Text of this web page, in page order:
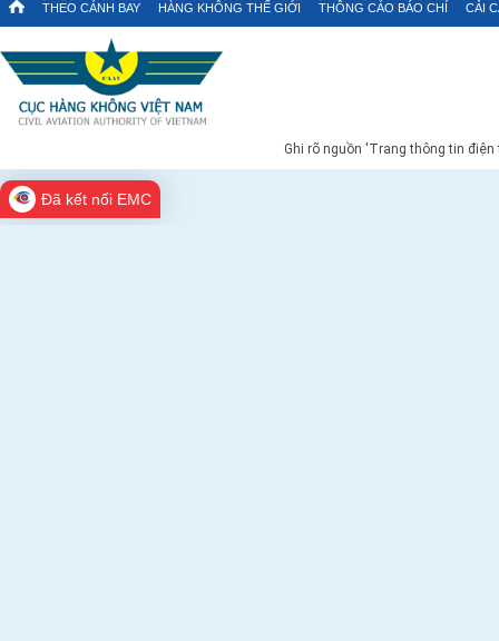
THEO CÁNH BAY HÀNG KHÔNG THẾ GIỚI THÔNG CÁO BÁO CHÍ CẢI
Ghi rõ nguồn 'Trang thông tin
Đã kết nối EMC